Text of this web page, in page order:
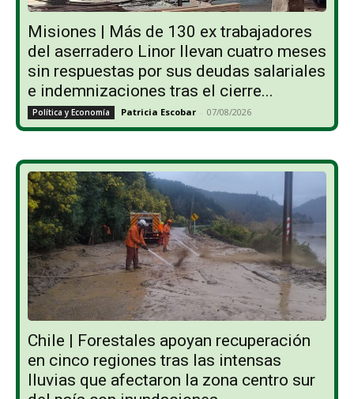
Misiones | Más de 130 ex trabajadores
del aserradero Linor llevan cuatro meses
sin respuestas por sus deudas salariales
e indemnizaciones tras el cierre...
Política y Economía Patricia Escobar - 07/08/2026
Chile | Forestales apoyan recuperación
en cinco regiones tras las intensas
lluvias que afectaron la zona centro sur